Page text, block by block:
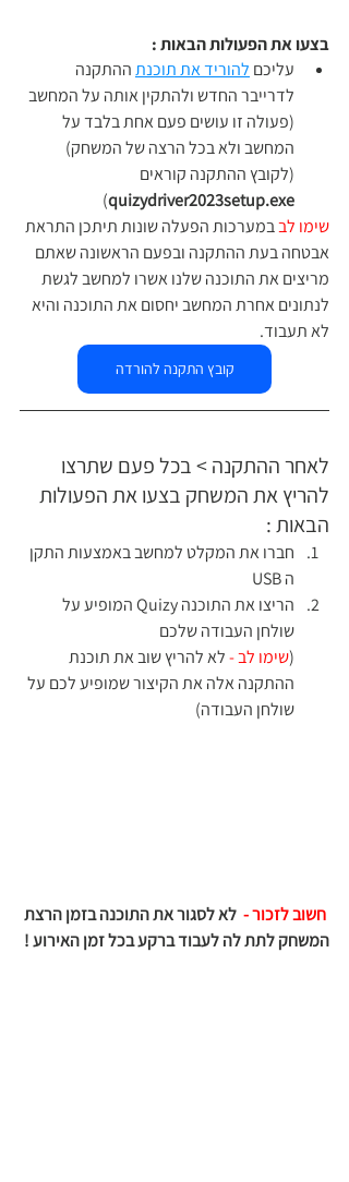
בצעו את הפעולות הבאות :
עליכם להוריד את תוכנת ההתקנה
לדרייבר החדש ולהתקין אותה על המחשב
(פעולה זו עושים פעם אחת בלבד על
המחשב ולא בכל הרצה של המשחק)
(לקובץ ההתקנה קוראים
quizydriver2023setup.exe
)
שימו לב במערכות הפעלה שונות תיתכן התראת
אבטחה בעת ההתקנה ובפעם הראשונה שאתם
מריצים את התוכנה שלנו אשרו למחשב לגשת
לנתונים אחרת המחשב יחסום את התוכנה והיא
לא תעבוד.
קובץ התקנה להורדה
לאחר ההתקנה > בכל פעם שתרצו
להריץ את המשחק בצעו את הפעולות
הבאות :
חברו את המקלט למחשב באמצעות התקן
ה USB
הריצו את התוכנה Quizy המופיע על
שולחן העבודה שלכם
(שימו לב - לא להריץ שוב את תוכנת
ההתקנה אלה את הקיצור שמופיע לכם על
שולחן העבודה)
חשוב לזכור - לא לסגור את התוכנה בזמן הרצת
המשחק לתת לה לעבוד ברקע בכל זמן האירוע !